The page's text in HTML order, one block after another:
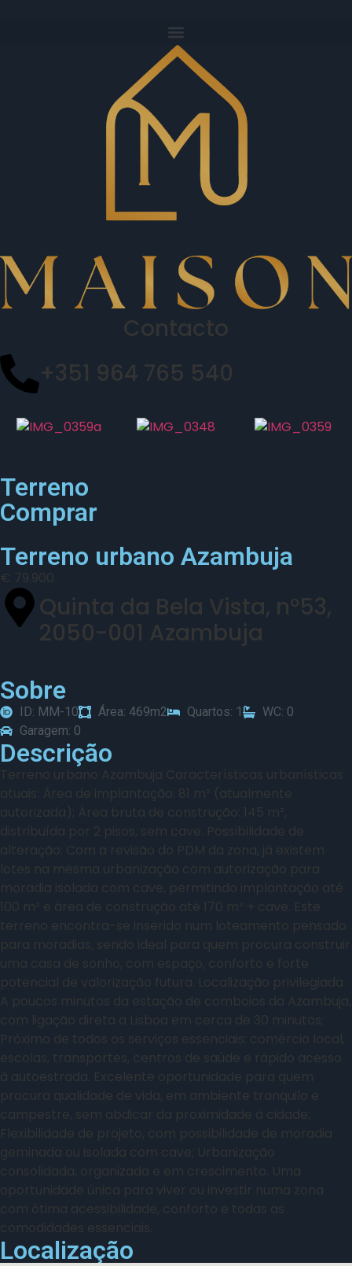
Contacto
+351 964 765 540
Terreno
Comprar
Terreno urbano Azambuja
€ 79.900
Quinta da Bela Vista, nº53,
2050-001 Azambuja
Sobre
ID: MM-10 Área: 469m2 Quartos: 1
WC: 0
Garagem: 0
Descrição
Terreno urbano Azambuja Características urbanísticas
atuais: Área de implantação: 81 m² (atualmente
autorizada); Área bruta de construção: 145 m²,
distribuída por 2 pisos, sem cave. Possibilidade de
alteração: Com a revisão do PDM da zona, já existem
lotes na mesma urbanização com autorização para
moradia isolada com cave, permitindo implantação até
100 m² e área de construção até 170 m² + cave. Este
terreno encontra-se inserido num loteamento pensado
para moradias, sendo ideal para quem procura construir
uma casa de sonho, com espaço, conforto e forte
potencial de valorização futura. Localização privilegiada
A poucos minutos da estação de comboios da Azambuja,
com ligação direta a Lisboa em cerca de 30 minutos;
Próximo de todos os serviços essenciais: comércio local,
escolas, transportes, centros de saúde e rápido acesso
à autoestrada. Excelente oportunidade para quem
procura qualidade de vida, em ambiente tranquilo e
campestre, sem abdicar da proximidade à cidade;
Flexibilidade de projeto, com possibilidade de moradia
geminada ou isolada com cave; Urbanização
consolidada, organizada e em crescimento. Uma
oportunidade única para viver ou investir numa zona
com ótima acessibilidade, conforto e todas as
comodidades essenciais.
Localização